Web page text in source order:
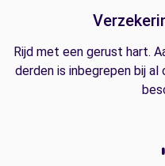
Rijd met een gerust hart.
derden is inbegrepen bij